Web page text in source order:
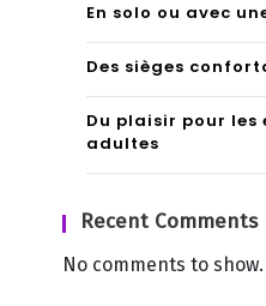
En solo ou avec
Des sièges
Du plaisir pour les
adultes
Recent Comments
No comments to show.